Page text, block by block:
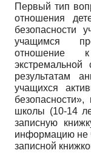
Первый тип
отношения
безопасности
учащимся
отношение к
результатам
учащихся
школы (10-14
записную
информацию не
записной